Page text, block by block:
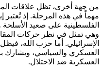
من جهة أخرى، تظل علاقات
مهماً في هذه المرحلة. إذ تُعتبر
الفلسطينية على صعيد
وهي تمثل في نظر حركات
الإسرائيلي. أما حزب الله،
العسكري والسياسي،
العسكرية ضد الاحتلال.